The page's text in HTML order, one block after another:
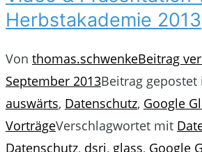
Herbstakademie 2013
Von thomas.schwenkeBeitrag
September 2013Beitrag gepostet
auswärts, Datenschutz, Google
VorträgeVerschlagwortet mit
Datenschutz, dsri, glass, Google